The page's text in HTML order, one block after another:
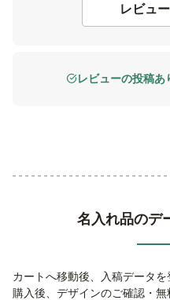
レビュ
レビューの投稿あ
名入れ品のデ
カートへ移動後、入稿データを
購入後、デザインのご確認・